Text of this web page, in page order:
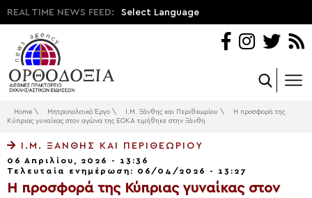
REAL TIME NEWS FEED: Select Language
Home \ Μητροπολιτικό Έργο \ Ι.Μ. Ξάνθης και Περιθεωρίου \
Η προσφορά της
Κύπριας γυναίκας στον αγώνα της ΕΟΚΑ τιμήθηκε στην Ξάνθη
Ι.Μ. ΞΆΝΘΗΣ ΚΑΙ ΠΕΡΙΘΕΩΡΊΟΥ
06 Απριλίου, 2026 - 13:36
Τελευταία ενημέρωση: 06/04/2026 - 13:27
Η προσφορά της Κύπριας γυναίκας στον